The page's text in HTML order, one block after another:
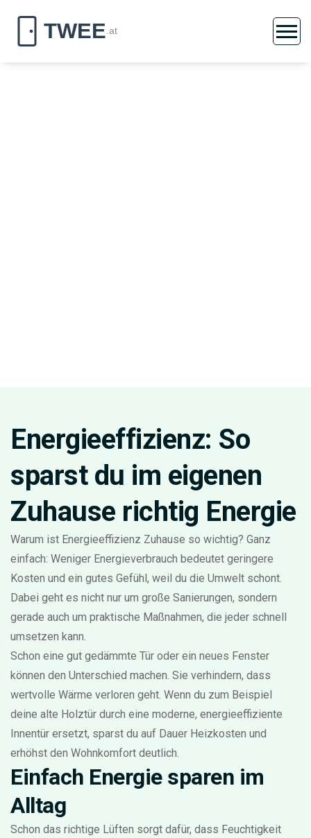
Energieeffizienz: So
sparst du im eigenen
Zuhause richtig Energie
Warum ist Energieeffizienz Zuhause so wichtig? Ganz
einfach: Weniger Energieverbrauch bedeutet geringere
Kosten und ein gutes Gefühl, weil du die Umwelt schont.
Dabei geht es nicht nur um große Sanierungen, sondern
gerade auch um praktische Maßnahmen, die jeder schnell
umsetzen kann.
Schon eine gut gedämmte Tür oder ein neues Fenster
können den Unterschied machen. Sie verhindern, dass
wertvolle Wärme verloren geht. Wenn du zum Beispiel
deine alte Holztür durch eine moderne, energieeffiziente
Innentür ersetzt, sparst du auf Dauer Heizkosten und
erhöhst den Wohnkomfort deutlich.
Einfach Energie sparen im
Alltag
Schon das richtige Lüften sorgt dafür, dass Feuchtigkeit